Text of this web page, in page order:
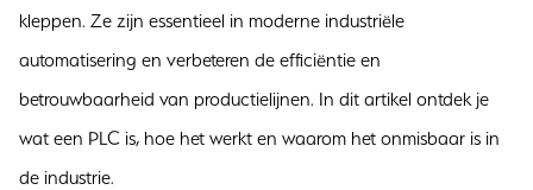
kleppen. Ze zijn essentieel in moderne industriële
automatisering en verbeteren de efficiëntie en
betrouwbaarheid van productielijnen. In dit artikel ontdek je
wat een PLC is, hoe het werkt en waarom het onmisbaar is in
de industrie.